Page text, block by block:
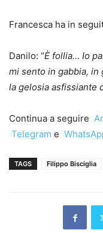
Francesca ha in
Danilo: “È follia… Io
mi sento in gabbia,
la gelosia asfissiante
Continua a seguire
Telegram e
TAGS Filippo Bisciglia